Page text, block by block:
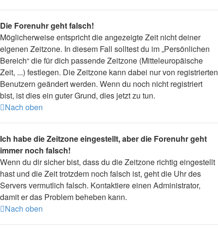
Die Forenuhr geht falsch!
Möglicherweise entspricht die angezeigte Zeit nicht deiner
eigenen Zeitzone. In diesem Fall solltest du im „Persönlichen
Bereich“ die für dich passende Zeitzone (Mitteleuropäische
Zeit, ...) festlegen. Die Zeitzone kann dabei nur von registrierten
Benutzern geändert werden. Wenn du noch nicht registriert
bist, ist dies ein guter Grund, dies jetzt zu tun.
Nach oben
Ich habe die Zeitzone eingestellt, aber die Forenuhr geht
immer noch falsch!
Wenn du dir sicher bist, dass du die Zeitzone richtig eingestellt
hast und die Zeit trotzdem noch falsch ist, geht die Uhr des
Servers vermutlich falsch. Kontaktiere einen Administrator,
damit er das Problem beheben kann.
Nach oben